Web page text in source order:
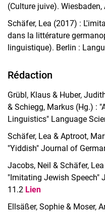
(Culture juive).
Schäfer, Lea (2017) :
dans la littérature
linguistique). Berlin :
Rédaction
Grübl, Klaus & Huber,
& Schiegg, Markus (Hg.) :
Linguistics" Language
Schäfer, Lea & Aptroot,
"Yiddish" Journal of
Jacobs, Neil & Schäfer,
"Imitating Jewish Speech"
11.2 Lien
Ellsäßer, Sophie & Moser,